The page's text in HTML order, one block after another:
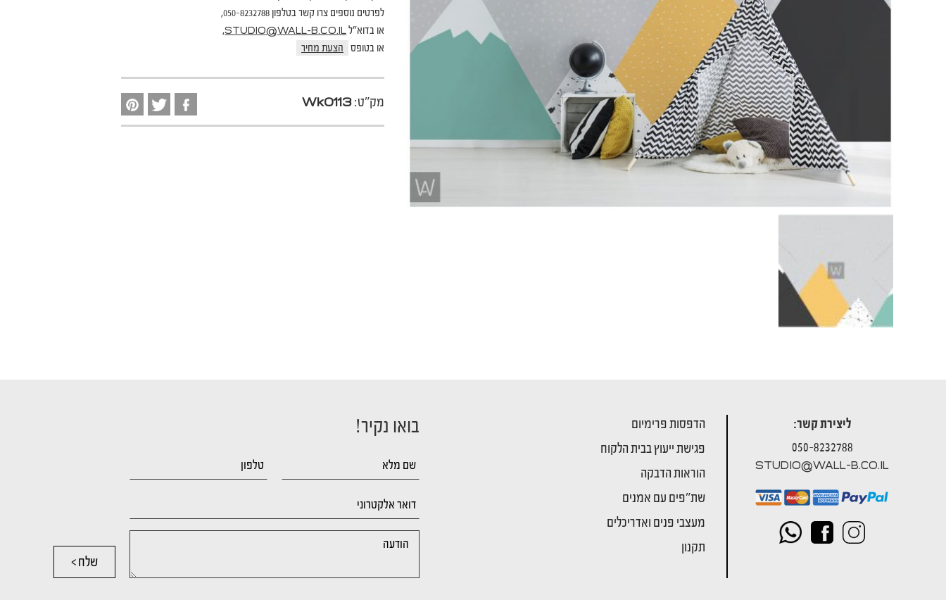
לפרטים נוספים צרו קשר בטלפון 050-8232788,
או בדוא"לSTUDIO@WALL-B.CO.IL
,
או בטופס
הצעת מחיר
מק"ט:Wk0113
ליצירת קשר:
050-8232788
STUDIO@WALL-B.CO.IL
הדפסות פרימיום
פגישת ייעוץ בבית הלקוח
הוראות הדבקה
שת"פים עם אמנים
מעצבי פנים ואדריכלים
תקנון
בואו נקיר!
שלח >